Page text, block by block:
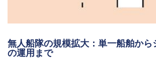
無人船隊の規模拡大：単一船舶か
の運用まで